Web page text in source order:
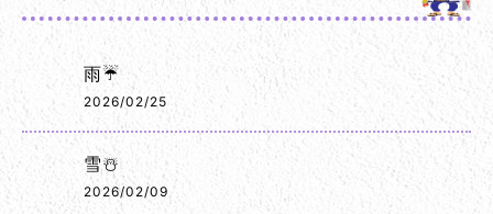
雨☔
2026/02/25
雪☃️
2026/02/09